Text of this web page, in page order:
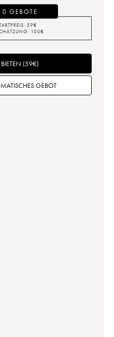
0 GEBOTE
59€
100€
BIETEN (59€)
GEBOT